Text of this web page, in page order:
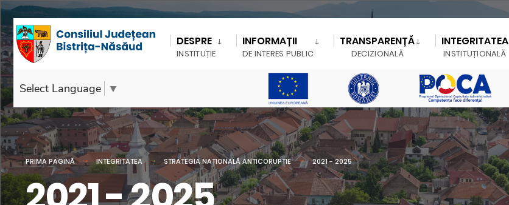
DESPRE
INSTITUȚIE
INFORMAȚII
DE INTERES PUBLIC
TRANSPARENȚĂ
DECIZIONALĂ
INTEGRITATEA
INSTITUȚIONALĂ
Select Language ▼
PRIMA PAGINĂ INTEGRITATEA STRATEGIA NAȚIONALĂ ANTICORUPȚIE 2021 - 2025